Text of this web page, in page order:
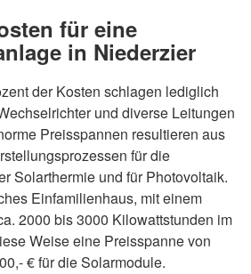
für eine
in Niederzier
der Kosten schlagen lediglich
und diverse Leitungen
Preisspannen resultieren aus
für die
Solarthermie und für Photovoltaik.
Einfamilienhaus, mit einem
2000 bis 3000 Kilowattstunden im
Weise eine Preisspanne von
€ für die Solarmodule.